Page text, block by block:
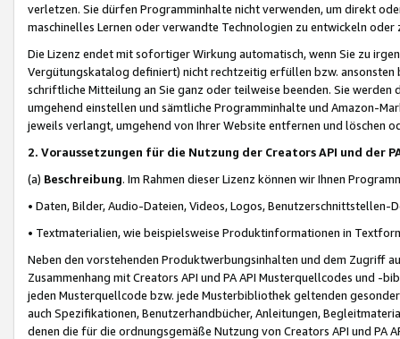
verletzen. Sie dürfen Programminhalte nicht verwenden, um direkt
maschinelles Lernen oder verwandte Technologien zu entwickeln
Die Lizenz endet mit sofortiger Wirkung automatisch, wenn Sie zu
Vergütungskatalog definiert) nicht rechtzeitig erfüllen bzw. ansonsten
schriftliche Mitteilung an Sie ganz oder teilweise beenden. Sie werden
umgehend einstellen und sämtliche Programminhalte und Amazon-
jeweils verlangt, umgehend von Ihrer Website entfernen und löschen
2. Voraussetzungen für die Nutzung der Creators API und der
(a) Beschreibung. Im Rahmen dieser Lizenz können wir Ihnen
• Daten, Bilder, Audio-Dateien, Videos, Logos, Benutzerschnittstellen-
• Textmaterialien, wie beispielsweise Produktinformationen in
Neben den vorstehenden Produktwerbungsinhalten und dem Zugriff
Zusammenhang mit Creators API und PA API Musterquellcodes und
jeden Musterquellcode bzw. jede Musterbibliothek geltenden
auch Spezifikationen, Benutzerhandbücher, Anleitungen,
denen die für die ordnungsgemäße Nutzung von Creators API und PA